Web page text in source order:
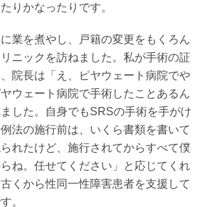
りかなったりです。
業を煮やし、戸籍の変更をもくろん
ニックを訪ねました。私が手術の証
院長は「え、ピヤウェート病院でや
ウェート病院で手術したことあるん
した。自身でもSRSの手術を手がけ
法の施行前は、いくら書類を書いて
れたけど、施行されてからすべて僕
ね。任せてください」と応じてくれ
くから性同一性障害患者を支援して
。